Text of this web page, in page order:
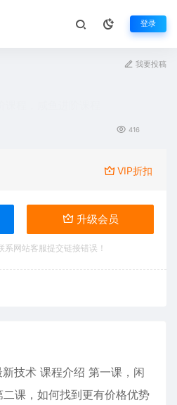
登录
我要投稿
416
VIP折扣
升级会员
系网站客服提交链接错误！
技术 课程介绍 第一课，闲
课，如何找到更有价格优势